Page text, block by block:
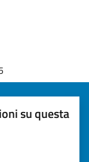
su questa
la chiarezza delle